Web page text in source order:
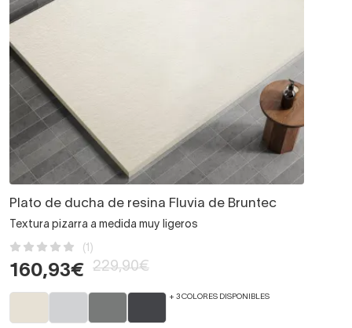
Plato de ducha de resina Fluvia de Bruntec
Textura pizarra a medida muy ligeros
(1)
160,93€ 229,90€
+ 3 COLORES DISPONIBLES